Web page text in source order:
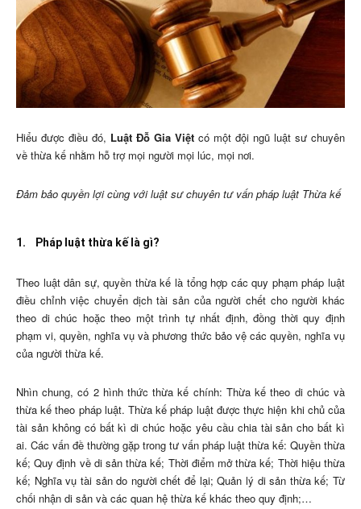
Hiểu được điều đó, Luật Đỗ Gia Việt có một đội ngũ luật sư chuyên
về thừa kế nhằm hỗ trợ mọi người mọi lúc, mọi nơi.
Đảm bảo quyền lợi cùng với luật sư chuyên tư vấn pháp luật Thừa kế
1. Pháp luật thừa kế là gì?
Theo luật dân sự, quyền thừa kế là tổng hợp các quy phạm pháp luật
điều chỉnh việc chuyển dịch tài sản của người chết cho người khác
theo di chúc hoặc theo một trình tự nhất định, đồng thời quy định
phạm vi, quyền, nghĩa vụ và phương thức bảo vệ các quyền, nghĩa vụ
của người thừa kế.
Nhìn chung, có 2 hình thức thừa kế chính: Thừa kế theo di chúc và
thừa kế theo pháp luật. Thừa kế pháp luật được thực hiện khi chủ của
tài sản không có bất kì di chúc hoặc yêu cầu chia tài sản cho bất kì
ai. Các vấn đề thường gặp trong tư vấn pháp luật thừa kế: Quyền thừa
kế; Quy định về di sản thừa kế; Thời điểm mở thừa kế; Thời hiệu thừa
kế; Nghĩa vụ tài sản do người chết để lại; Quản lý di sản thừa kế; Từ
chối nhận di sản và các quan hệ thừa kế khác theo quy định;…